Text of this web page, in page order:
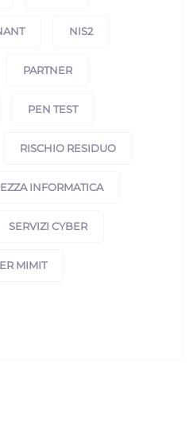
NIS2
PARTNER
PEN TEST
RISCHIO RESIDUO
INFORMATICA
SERVIZI CYBER
MIMIT